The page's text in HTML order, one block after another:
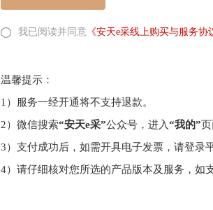
我已阅读并同意 《安天e采线上购买与服务协
温馨提示：
1）服务一经开通将不支持退款。
2）微信搜索“安天e采”公众号，进入“我的”
3）支付成功后，如需开具电子发票，请登录
4）请仔细核对您所选的产品版本及服务，如